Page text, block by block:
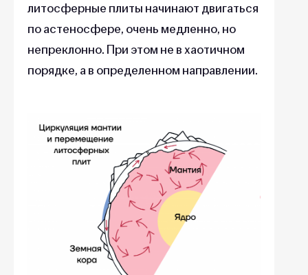
литосферные плиты начинают двигаться
по астеносфере, очень медленно, но
непреклонно. При этом не в хаотичном
порядке, а в определенном направлении.